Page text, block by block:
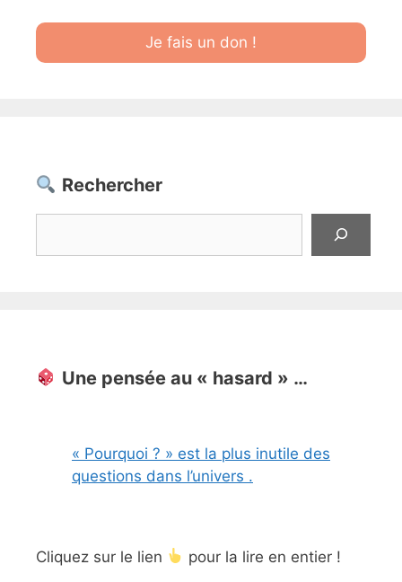
Je fais un don !
Rechercher
Une pensée au « hasard » …
« Pourquoi ? » est la plus inutile des
questions dans l’univers .
Cliquez sur le lien pour la lire en entier !